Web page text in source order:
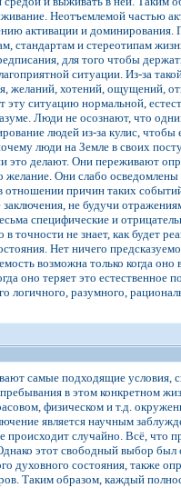
Неотъемлемой частью
активации и доминирования.
стандартам и стереотипам
для того чтобы
ситуации. Из-за
желаний, хотений, ощущений,
эту ситуацию нормальной,
Люди не осознают, что
людей из-за кулис, чтобы
люди на Земле в своих
это делают. Они переживают
желание. Они слабо
отношении причин таких
не будучи
специфические и
не знает, как будет
Нет ничего
возможна только когда оно
оно теряет это естественное
логичного, разумного,
самые подходящие условия,
в этом конкретном
физическом и т.д.
является научным
случайно. Всё, что
этот свободный выбор был
духовного состояния, также
Таким образом, каждый